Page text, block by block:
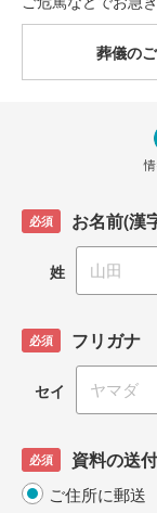
葬儀の
お名前(漢
姓
フリガナ
セイ
資料の送
ご住所に郵送